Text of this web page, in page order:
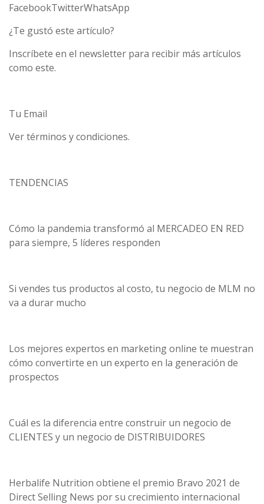
FacebookTwitterWhatsApp
¿Te gustó este artículo?
Inscríbete en el newsletter para recibir más artículos
como este.
Tu Email
Ver términos y condiciones.
TENDENCIAS
Cómo la pandemia transformó al MERCADEO EN RED
para siempre, 5 líderes responden
Si vendes tus productos al costo, tu negocio de MLM no
va a durar mucho
Los mejores expertos en marketing online te muestran
cómo convertirte en un experto en la generación de
prospectos
Cuál es la diferencia entre construir un negocio de
CLIENTES y un negocio de DISTRIBUIDORES
Herbalife Nutrition obtiene el premio Bravo 2021 de
Direct Selling News por su crecimiento internacional